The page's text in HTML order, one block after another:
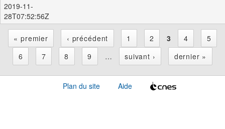
2019-11-
28T07:52:56Z
P
« premier ‹ précédent 1 2 3 4
5
6
7 8 9 … suivant › dernier »
Plan du site Aide